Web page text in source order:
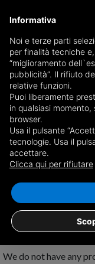
Receive
No results for
Senorbì
We do not have any
Informativa
Noi e terze parti
per finalità tecniche
“miglioramento
pubblicità”. Il rifiuto
relative funzioni.
Puoi liberamente
in qualsiasi
browser.
Usa il pulsante
tecnologie. Usa il
accettare.
Clicca qui per rifiutare